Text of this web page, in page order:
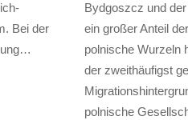
Bei der
Bydgoszcz und
ein großer Anteil
polnische Wurzeln
der zweithäufigst
polnische